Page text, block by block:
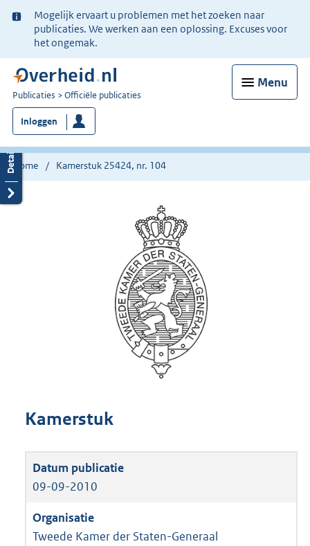
Ter
informatie:
Mogelijk ervaart u problemen met het zoeken naar
publicaties. We werken aan een oplossing. Excuses voor
het ongemak.
Menu
U
bent
nu
hier:
Publicaties Officiële publicaties
Inloggen
Home Kamerstuk 25424, nr. 104
Kamerstuk
09-09-2010
Tweede Kamer der Staten-Generaal